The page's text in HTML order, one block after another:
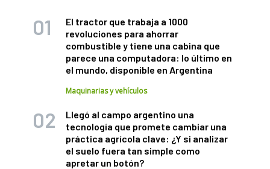
El tractor que trabaja a 1000
revoluciones para ahorrar
combustible y tiene una cabina que
parece una computadora: lo último en
el mundo, disponible en Argentina
Maquinarias y vehículos
Llegó al campo argentino una
tecnología que promete cambiar una
práctica agrícola clave: ¿Y si analizar
el suelo fuera tan simple como
apretar un botón?